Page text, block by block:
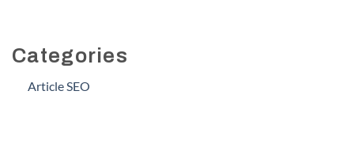
Categories
Article SEO